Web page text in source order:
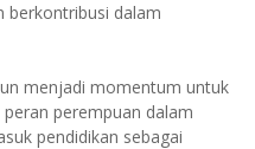
berkontribusi dalam
menjadi momentum untuk
perempuan dalam
pendidikan sebagai